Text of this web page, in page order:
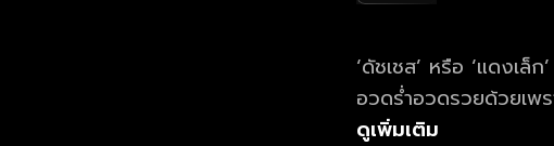
‘ดัชเชส’ หรือ ‘แดงเล็
อวดร่ำอวดรวยด้วยเพ
มากมาย เธอก็รู้สึกว่าอ
ดูเพิ่มเติม